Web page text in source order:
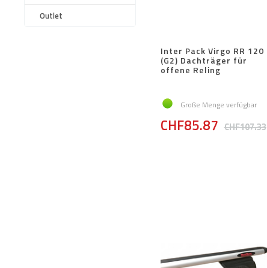
Outlet
Inter Pack Virgo RR 120
(G2) Dachträger für
offene Reling
Große Menge verfügbar
CHF107.33
CHF85.87